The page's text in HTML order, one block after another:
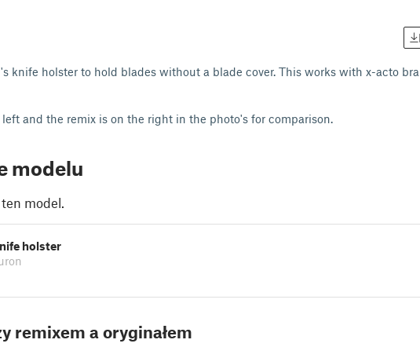
knife holster to hold blades without a blade cover. This works with x-acto
and the remix is on the right in the photo's for comparison.
modelu
model.
holster
remixem a oryginałem